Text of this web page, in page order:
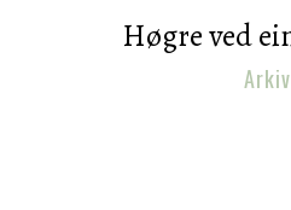
Høgre ved
Arkiv